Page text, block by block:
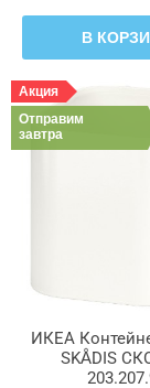
В
Акция
Отправим
завтра
ИКЕА
SKÅDIS